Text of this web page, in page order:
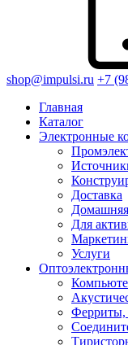
shop@impulsi.ru +7
Главная
Каталог
Электронные
Доставка
Для
Услуги
Ферриты,